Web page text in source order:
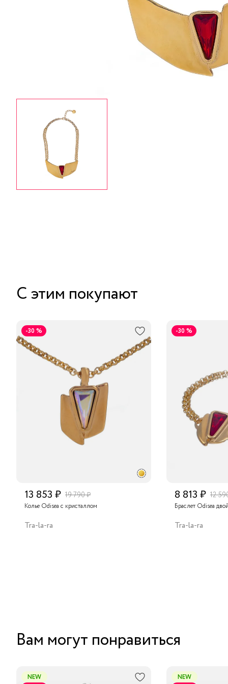
С этим покупают
-30 %
13 853 ₽ 19 790 ₽
Колье Odisea с кристаллом
Tra-la-ra
-30 %
8 813 ₽ 12
Браслет Odisea
Tra-la-ra
Вам могут понравиться
NEW
NEW